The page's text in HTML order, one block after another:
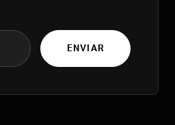
ENVIAR